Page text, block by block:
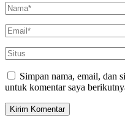
Simpan nama, email, dan
untuk komentar saya